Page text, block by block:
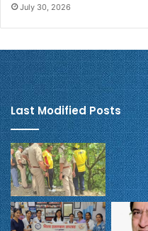
July 30, 2026
Last Modified Posts